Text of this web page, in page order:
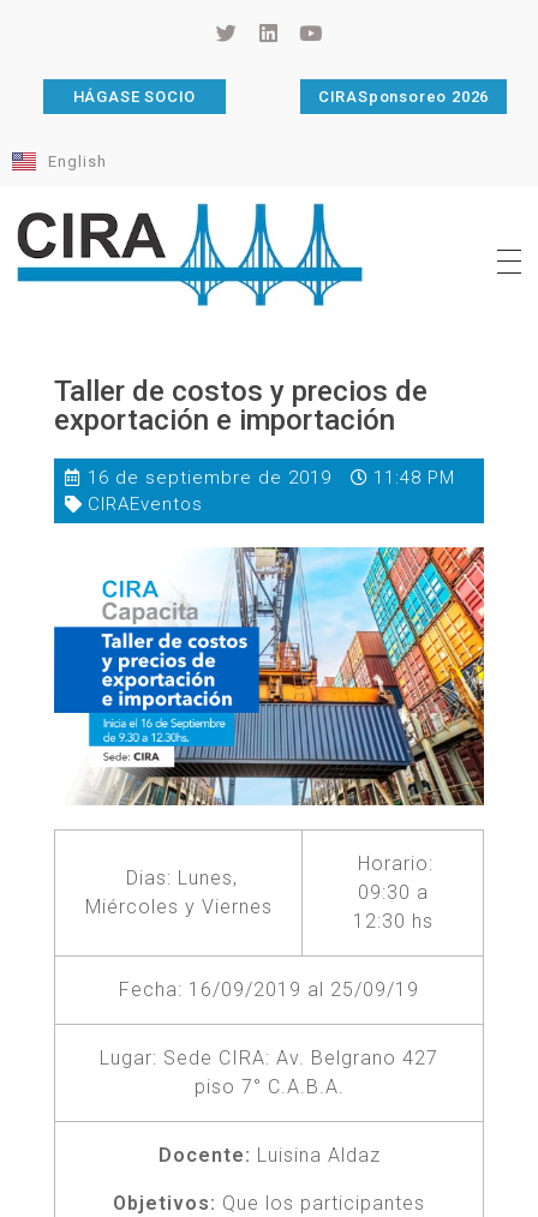
HÁGASE SOCIO CIRASponsoreo 2026
English
Taller de costos y precios de
exportación e importación
16 de septiembre de 2019
11:48 PM
CIRAEventos
Dias: Lunes,
Miércoles y Viernes
Horario:
09:30 a
12:30 hs
Fecha: 16/09/2019 al 25/09/19
Lugar: Sede CIRA: Av. Belgrano 427
piso 7° C.A.B.A.
Docente: Luisina Aldaz
Objetivos: Que los participantes